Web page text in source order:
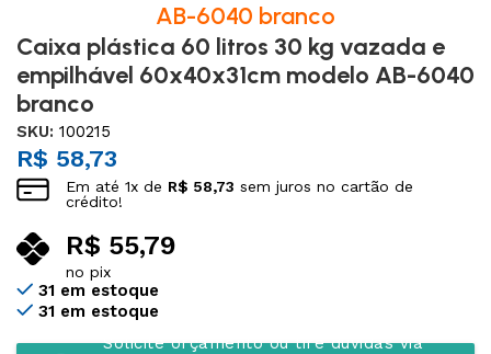
AB-6040 branco
Caixa plástica 60 litros 30 kg vazada e
empilhável 60x40x31cm modelo AB-6040
branco
SKU:100215
R$ 58,73
Em até1x de R$ 58,73 sem juros no cartão de
crédito!
R$ 55,79
no pix
31 em estoque
31 em estoque
Solicite orçamento ou tire dúvidas via